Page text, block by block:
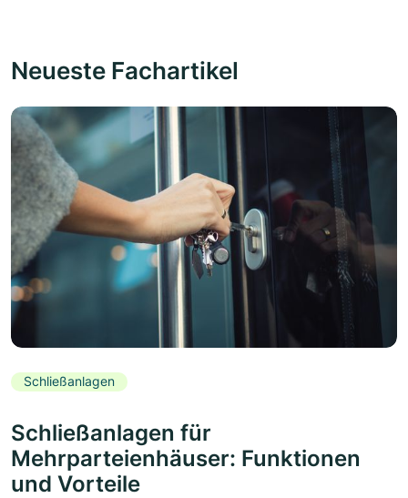
Neueste Fachartikel
Schließanlagen
Schließanlagen für
Mehrparteienhäuser: Funktionen
und Vorteile